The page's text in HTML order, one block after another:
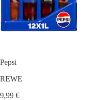
Pepsi
REWE
9,99 €